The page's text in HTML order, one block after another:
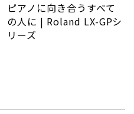
ピアノに向き合うすべて
の人に | Roland LX-GPシ
リーズ